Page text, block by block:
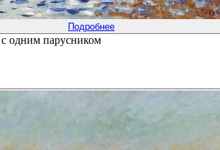
Подробнее
одним парусником